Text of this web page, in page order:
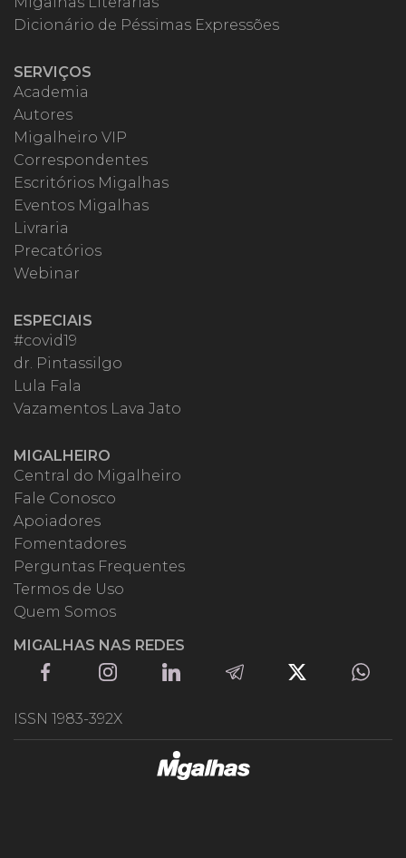
Dicionário de Péssimas Expressões
SERVIÇOS
Academia
Autores
Migalheiro VIP
Correspondentes
Escritórios Migalhas
Eventos Migalhas
Livraria
Precatórios
Webinar
ESPECIAIS
#covid19
dr. Pintassilgo
Lula Fala
Vazamentos Lava Jato
MIGALHEIRO
Central do Migalheiro
Fale Conosco
Apoiadores
Fomentadores
Perguntas Frequentes
Termos de Uso
Quem Somos
MIGALHAS NAS REDES
ISSN 1983-392X